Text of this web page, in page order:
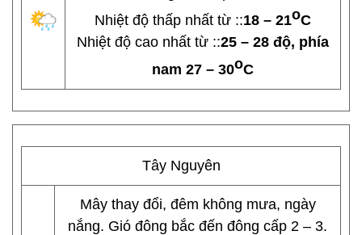
Nhiệt độ thấp nhất từ ::18 – 21oC
Nhiệt độ cao nhất từ ::25 – 28 độ, phía
nam 27 – 30oC
Tây Nguyên
Mây thay đổi, đêm không mưa, ngày
nắng. Gió đông bắc đến đông cấp 2 – 3.